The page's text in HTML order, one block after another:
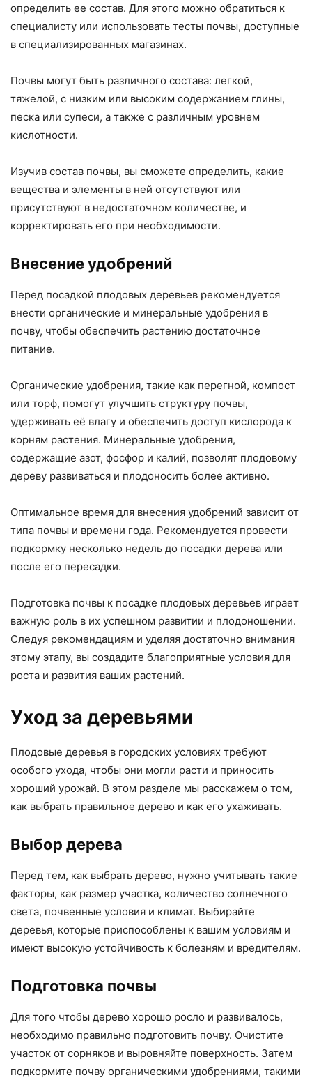
определить ее состав. Для этого можно обратиться к
специалисту или использовать тесты почвы, доступные
в специализированных магазинах.
Почвы могут быть различного состава: легкой,
тяжелой, с низким или высоким содержанием глины,
песка или супеси, а также с различным уровнем
кислотности.
Изучив состав почвы, вы сможете определить, какие
вещества и элементы в ней отсутствуют или
присутствуют в недостаточном количестве, и
корректировать его при необходимости.
Внесение удобрений
Перед посадкой плодовых деревьев рекомендуется
внести органические и минеральные удобрения в
почву, чтобы обеспечить растению достаточное
питание.
Органические удобрения, такие как перегной, компост
или торф, помогут улучшить структуру почвы,
удерживать её влагу и обеспечить доступ кислорода к
корням растения. Минеральные удобрения,
содержащие азот, фосфор и калий, позволят плодовому
дереву развиваться и плодоносить более активно.
Оптимальное время для внесения удобрений зависит от
типа почвы и времени года. Рекомендуется провести
подкормку несколько недель до посадки дерева или
после его пересадки.
Подготовка почвы к посадке плодовых деревьев играет
важную роль в их успешном развитии и плодоношении.
Следуя рекомендациям и уделяя достаточно внимания
этому этапу, вы создадите благоприятные условия для
роста и развития ваших растений.
Уход за деревьями
Плодовые деревья в городских условиях требуют
особого ухода, чтобы они могли расти и приносить
хороший урожай. В этом разделе мы расскажем о том,
как выбрать правильное дерево и как его ухаживать.
Выбор дерева
Перед тем, как выбрать дерево, нужно учитывать такие
факторы, как размер участка, количество солнечного
света, почвенные условия и климат. Выбирайте
деревья, которые приспособлены к вашим условиям и
имеют высокую устойчивость к болезням и вредителям.
Подготовка почвы
Для того чтобы дерево хорошо росло и развивалось,
необходимо правильно подготовить почву. Очистите
участок от сорняков и выровняйте поверхность. Затем
подкормите почву органическими удобрениями, такими